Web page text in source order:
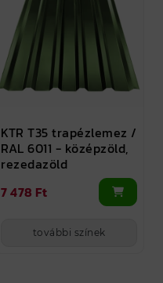
KTR T35 trapézlemez /
RAL 6011 - középzöld,
rezedazöld
7 478 Ft
további színek